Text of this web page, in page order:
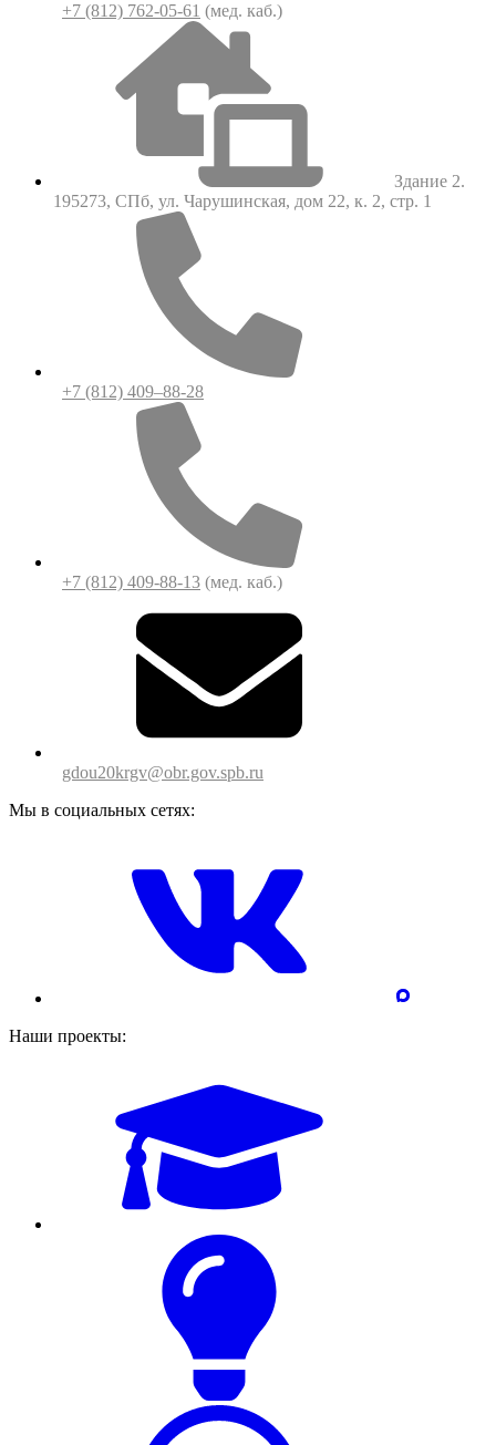
+7 (812) 762-05-61 (мед. каб.)
Здание 2.
195273, СПб, ул. Чарушинская, дом 22, к. 2, стр. 1
+7 (812) 409–88-28
+7 (812) 409-88-13 (мед. каб.)
gdou20krgv@obr.gov.spb.ru
Мы в социальных сетях:
Наши проекты: